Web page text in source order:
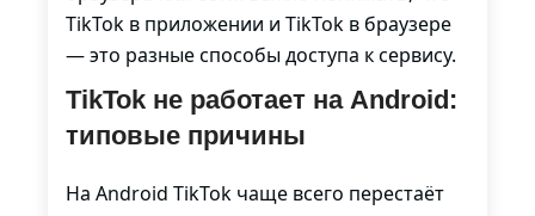
TikTok в приложении и TikTok в браузере
— это разные способы доступа к сервису.
TikTok не работает на Android:
типовые причины
На Android TikTok чаще всего перестаёт